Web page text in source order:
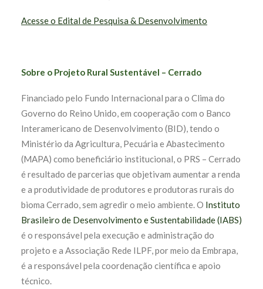
Acesse o Edital de Pesquisa & Desenvolvimento
Sobre o Projeto Rural Sustentável – Cerrado
Financiado pelo Fundo Internacional para o Clima do
Governo do Reino Unido, em cooperação com o Banco
Interamericano de Desenvolvimento (BID), tendo o
Ministério da Agricultura, Pecuária e Abastecimento
(MAPA) como beneficiário institucional, o PRS – Cerrado
é resultado de parcerias que objetivam aumentar a renda
e a produtividade de produtores e produtoras rurais do
bioma Cerrado, sem agredir o meio ambiente. O Instituto
Brasileiro de Desenvolvimento e Sustentabilidade (IABS)
é o responsável pela execução e administração do
projeto e a Associação Rede ILPF, por meio da Embrapa,
é a responsável pela coordenação científica e apoio
técnico.